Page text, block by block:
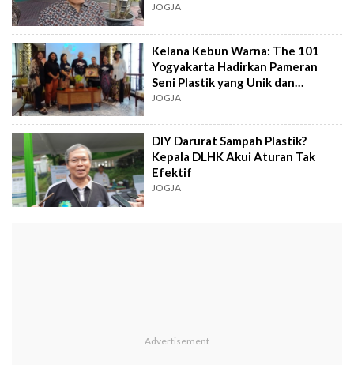
JOGJA
Kelana Kebun Warna: The 101
Yogyakarta Hadirkan Pameran
Seni Plastik yang Unik dan
Menyentuh
JOGJA
DIY Darurat Sampah Plastik?
Kepala DLHK Akui Aturan Tak
Efektif
JOGJA